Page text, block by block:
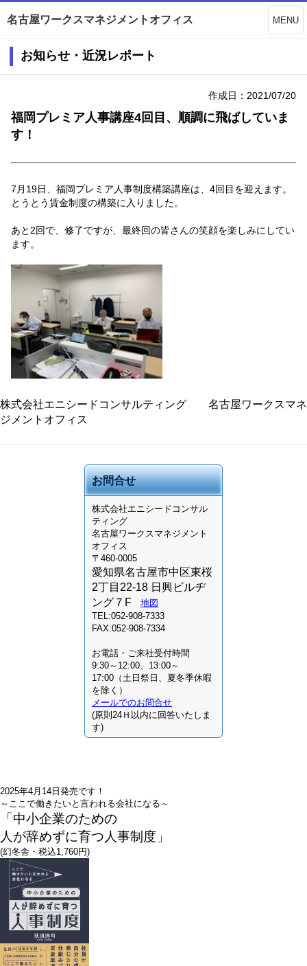
名古屋ワークスマネジメントオフィス MENU
お知らせ・近況レポート
作成日：2021/07/20
福岡プレミア人事講座4回目、順調に飛ばしていま
す！
7月19日、福岡プレミア人事制度構築講座は、4回目を迎えます。
とうとう賃金制度の構築に入りました。
あと2回で、修了ですが、最終回の皆さんの笑顔を楽しみにしてい
ます。
株式会社エニシードコンサルティング 名古屋ワークスマネ
ジメントオフィス
お問合せ
株式会社エニシードコンサル
ティング
名古屋ワークスマネジメント
オフィス
〒460-0005
愛知県名古屋市中区東桜
2丁目22-18 日興ビルヂ
ング７F
地図
TEL:052-908-7333
FAX:052-908-7334
お電話・ご来社受付時間
9:30～12:00、13:00～
17:00（土日祭日、夏冬季休暇
を除く）
メールでのお問合せ
(原則24Ｈ以内に回答いたしま
す)
2025年4月14日発売です！
～ここで働きたいと言われる会社になる～
「中小企業のための
人が辞めずに育つ人事制度」
(幻冬舎・税込1,760円)